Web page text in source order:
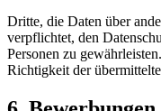
Dritte, die Daten über
verpflichtet, den
Personen zu
Richtigkeit der